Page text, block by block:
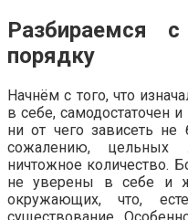
Разбираемся
порядку
Начнём с того, что
в себе, самодостаточен
ни от чего зависеть
сожалению,
ничтожное количество.
не уверены в себе и
окружающих, что,
существование.